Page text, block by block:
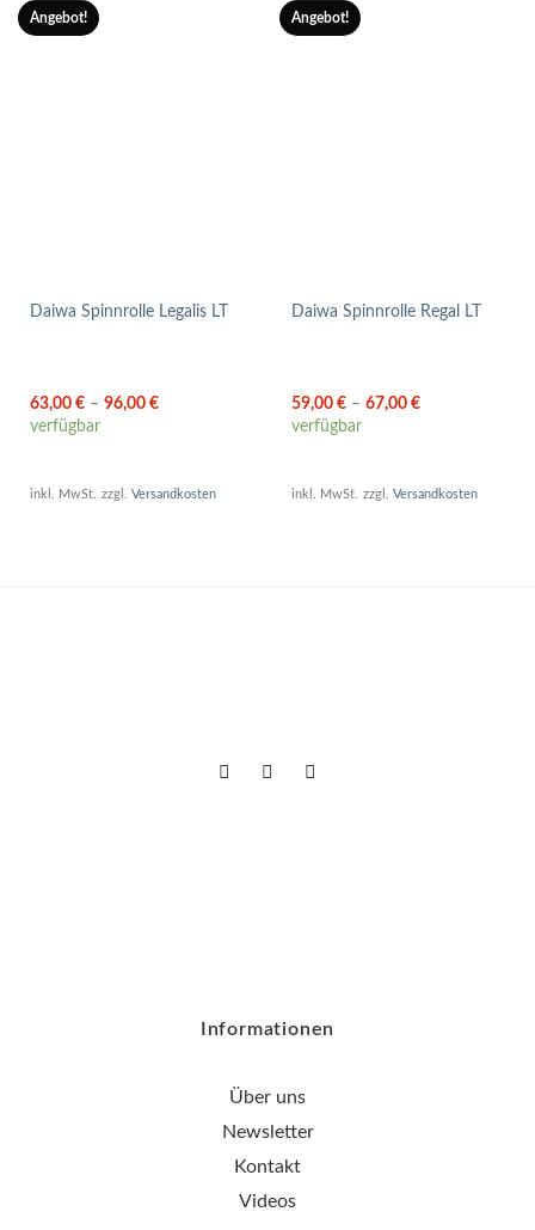
Angebot!
Daiwa Spinnrolle Legalis LT
63,00 €– 96,00 €
verfügbar
inkl. MwSt. zzgl. Versandkosten
Angebot!
Daiwa Spinnrolle Regal LT
59,00 €– 67,00 €
verfügbar
inkl. MwSt. zzgl. Versandkosten
Informationen
Über uns
Newsletter
Kontakt
Videos